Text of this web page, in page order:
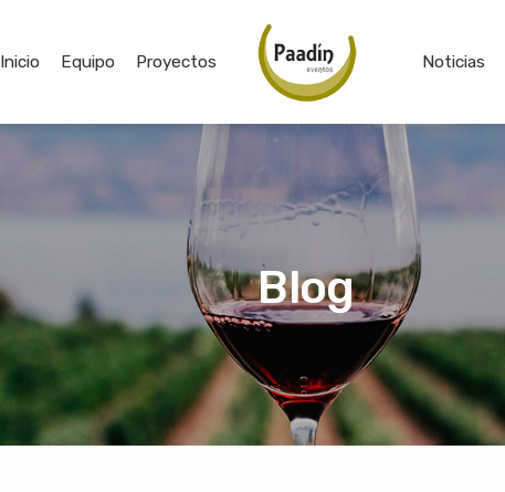
Inicio Equipo Proyectos Noticias
Blog